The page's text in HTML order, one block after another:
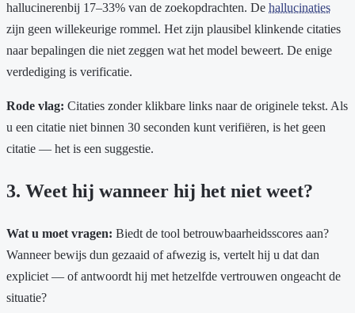
hallucinerenbij 17–33% van de zoekopdrachten. De hallucinaties
zijn geen willekeurige rommel. Het zijn plausibel klinkende citaties
naar bepalingen die niet zeggen wat het model beweert. De enige
verdediging is verificatie.
Rode vlag: Citaties zonder klikbare links naar de originele tekst. Als
u een citatie niet binnen 30 seconden kunt verifiëren, is het geen
citatie — het is een suggestie.
3. Weet hij wanneer hij het niet weet?
Wat u moet vragen: Biedt de tool betrouwbaarheidsscores aan?
Wanneer bewijs dun gezaaid of afwezig is, vertelt hij u dat dan
expliciet — of antwoordt hij met hetzelfde vertrouwen ongeacht de
situatie?